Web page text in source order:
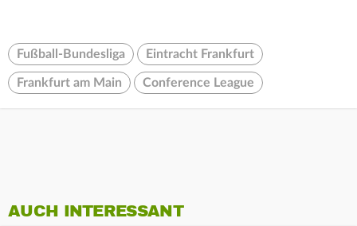
Fußball-Bundesliga Eintracht Frankfurt
Frankfurt am Main Conference League
AUCH INTERESSANT